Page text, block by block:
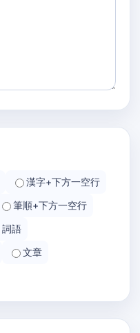
漢字+下方一空行
筆順+下方一空行
詞語
文章